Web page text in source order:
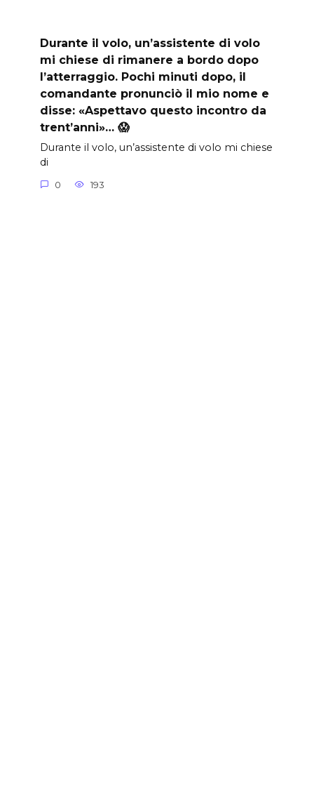
Durante il volo, un’assistente di volo
mi chiese di rimanere a bordo dopo
l’atterraggio. Pochi minuti dopo, il
comandante pronunciò il mio nome e
disse: «Aspettavo questo incontro da
trent’anni»… 😱
Durante il volo, un’assistente di volo mi chiese
di
0 193